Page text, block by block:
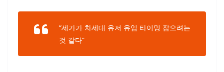
“세가가 차세대 유저 유입 타이밍 잡으려는
것 같다”